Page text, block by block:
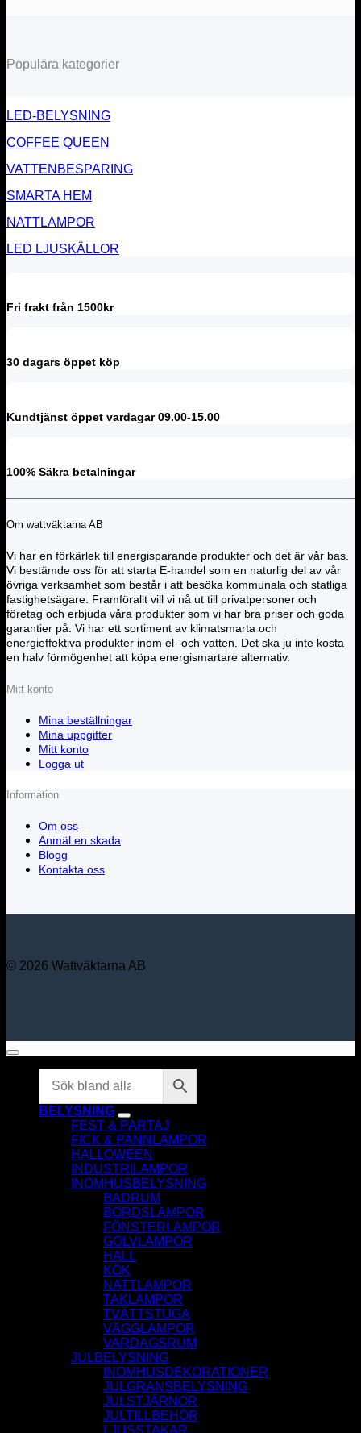
Populära kategorier
LED-BELYSNING
COFFEE QUEEN
VATTENBESPARING
SMARTA HEM
NATTLAMPOR
LED LJUSKÄLLOR
Fri frakt från 1500kr
30 dagars öppet köp
Kundtjänst öppet vardagar 09.00-15.00
100% Säkra betalningar
Om wattväktarna AB
Vi har en förkärlek till energisparande produkter och det är vår bas.
Vi bestämde oss för att starta E-handel som en naturlig del av vår
övriga verksamhet som består i att besöka kommunala och statliga
fastighetsägare. Framförallt vill vi nå ut till privatpersoner och
företag och erbjuda våra produkter som vi har bra priser och goda
garantier på. Vi har ett sortiment av klimatsmarta och
energieffektiva produkter inom el- och vatten. Det ska ju inte kosta
en halv förmögenhet att köpa energismartare alternativ.
Mitt konto
Mina beställningar
Mina uppgifter
Mitt konto
Logga ut
Information
Om oss
Anmäl en skada
Blogg
Kontakta oss
© 2026 Wattväktarna AB
BELYSNING
FEST & PARTAJ
FICK & PANNLAMPOR
HALLOWEEN
INDUSTRILAMPOR
INOMHUSBELYSNING
BADRUM
BORDSLAMPOR
FÖNSTERLAMPOR
GOLVLAMPOR
HALL
KÖK
NATTLAMPOR
TAKLAMPOR
TVÄTTSTUGA
VÄGGLAMPOR
VARDAGSRUM
JULBELYSNING
INOMHUSDEKORATIONER
JULGRANSBELYSNING
JULSTJÄRNOR
JULTILLBEHÖR